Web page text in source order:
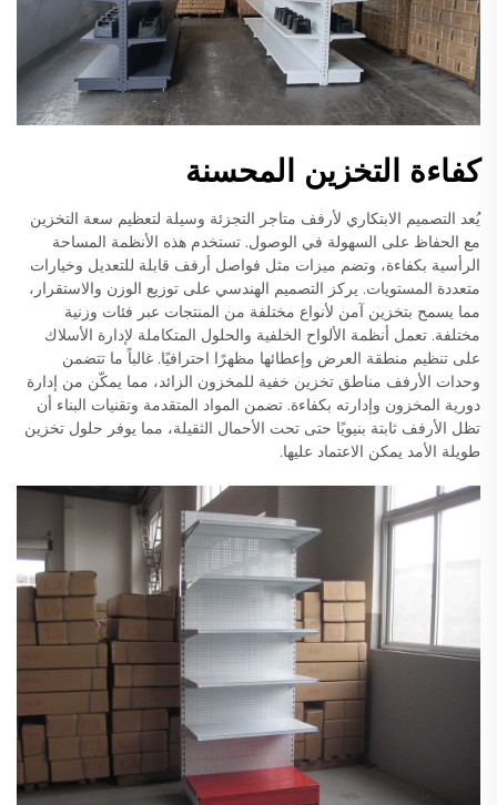
كفاءة التخزين المحسنة
يُعد التصميم الابتكاري لأرفف متاجر التجزئة وسيلة لتعظيم سعة التخزين
مع الحفاظ على السهولة في الوصول. تستخدم هذه الأنظمة المساحة
الرأسية بكفاءة، وتضم ميزات مثل فواصل أرفف قابلة للتعديل وخيارات
متعددة المستويات. يركز التصميم الهندسي على توزيع الوزن والاستقرار،
مما يسمح بتخزين آمن لأنواع مختلفة من المنتجات عبر فئات وزنية
مختلفة. تعمل أنظمة الألواح الخلفية والحلول المتكاملة لإدارة الأسلاك
على تنظيم منطقة العرض وإعطائها مظهرًا احترافيًا. غالباً ما تتضمن
وحدات الأرفف مناطق تخزين خفية للمخزون الزائد، مما يمكّن من إدارة
دورية المخزون وإدارته بكفاءة. تضمن المواد المتقدمة وتقنيات البناء أن
تظل الأرفف ثابتة بنيويًا حتى تحت الأحمال الثقيلة، مما يوفر حلول تخزين
طويلة الأمد يمكن الاعتماد عليها.